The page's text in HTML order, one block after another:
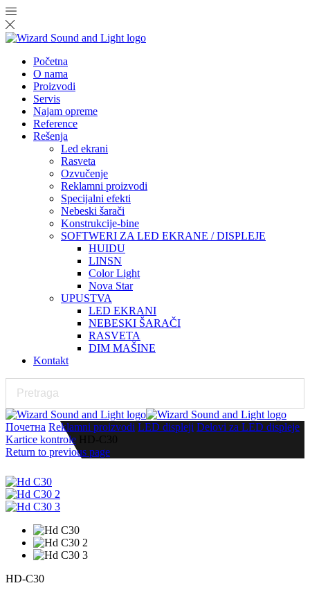
Početna
O nama
Proizvodi
Servis
Najam opreme
Reference
Rešenja
Led ekrani
Rasveta
Ozvučenje
Reklamni proizvodi
Specijalni efekti
Nebeski šarači
Konstrukcije-bine
SOFTWERI ZA LED EKRANE / DISPLEJE
HUIDU
LINSN
Color Light
Nova Star
UPUSTVA
LED EKRANI
NEBESKI ŠARAČI
RASVETA
DIM MAŠINE
Kontakt
Почетна Reklamni proizvodi LED displeji Delovi za LED displeje
Kartice kontrole HD-C30
Return to previous page
HD-C30